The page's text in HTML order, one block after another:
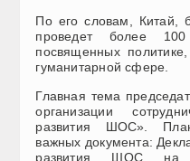
По его словам, Китай,
проведет более
посвященных
гуманитарной сфере.
Главная тема
организации
развития ШОС».
важных документа:
развития ШОС на